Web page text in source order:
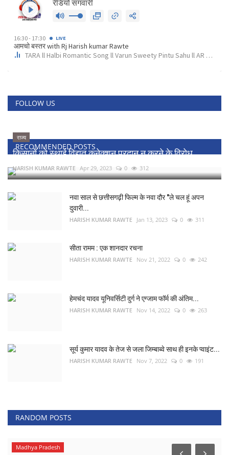
FOLLOW US
RECOMMENDED POSTS
राज्य
किसानों को स्थाई विद्युत कनेक्शन प्रदान न करने के विरोध...
HARISH KUMAR RAWTE Apr 29, 2023 0 312
नवा साल से छत्तीसगढ़ी फिल्म के नवा दौर "ले चल हूं अपन
दुवारी...
HARISH KUMAR RAWTE Jan 13, 2023 0 311
सीता रामम : एक शानदार रचना
HARISH KUMAR RAWTE Nov 21, 2022 0 242
हेमचंद यादव यूनिवर्सिटी दुर्ग ने एग्जाम फॉर्म की अंतिम...
HARISH KUMAR RAWTE Nov 14, 2022 0 263
सूर्य कुमार यादव के तेज से जला जिम्बाब्वे साथ ही इनके प्वाइंट...
HARISH KUMAR RAWTE Nov 7, 2022 0 191
RANDOM POSTS
Madhya Pradesh